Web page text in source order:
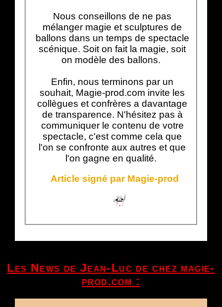
Nous conseillons de ne pas
mélanger magie et sculptures de
ballons dans un temps de spectacle
scénique. Soit on fait la magie, soit
on modèle des ballons.
Enfin, nous terminons par un
souhait, Magie-prod.com invite les
collègues et confrères a davantage
de transparence. N'hésitez pas à
communiquer le contenu de votre
spectacle, c'est comme cela que
l'on se confronte aux autres et que
l'on gagne en qualité.
Article signé par Magie-prod
Les News de Jean-Luc de chez magie-
prod.com :